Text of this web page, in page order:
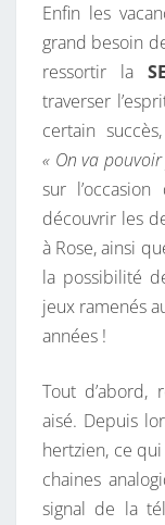
Enfin les
grand besoin
ressortir la
traverser
certain
« On va
sur
découvrir les
à Rose, ainsi
la possibilité
jeux ramenés
années !
Tout
aisé. Depuis
hertzien, ce
chaines
signal de la